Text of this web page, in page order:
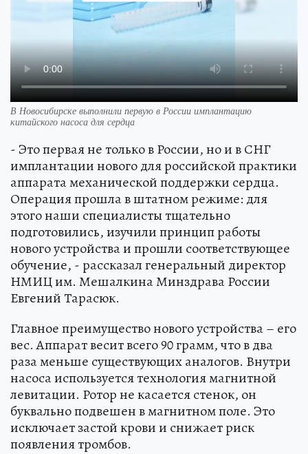
В Новосибирске выполнили первую в России имплантацию
китайского насоса для сердца
- Это первая не только в России, но и в СНГ
имплантации нового для российской практики
аппарата механической поддержки сердца.
Операция прошла в штатном режиме: для
этого наши специалисты тщательно
подготовились, изучили принцип работы
нового устройства и прошли соответствующее
обучение, - рассказал генеральный директор
НМИЦ им. Мешалкина Минздрава России
Евгений Тарасюк.
Главное преимущество нового устройства – его
вес. Аппарат весит всего 90 грамм, что в два
раза меньше существующих аналогов. Внутри
насоса используется технология магнитной
левитации. Ротор не касается стенок, он
буквально подвешен в магнитном поле. Это
исключает застой крови и снижает риск
появления тромбов.